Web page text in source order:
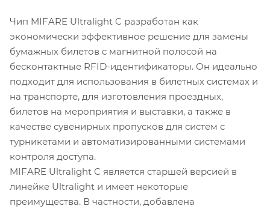
Чип MIFARE Ultralight C разработан как
экономически эффективное решение для замены
бумажных билетов с магнитной полосой на
бесконтактные RFID-идентификаторы. Он идеально
подходит для использования в билетных системах и
на транспорте, для изготовления проездных,
билетов на мероприятия и выставки, а также в
качестве сувенирных пропусков для систем с
турникетами и автоматизированными системами
контроля доступа.
MIFARE Ultralight C является старшей версией в
линейке Ultralight и имеет некоторые
преимущества. В частности, добавлена